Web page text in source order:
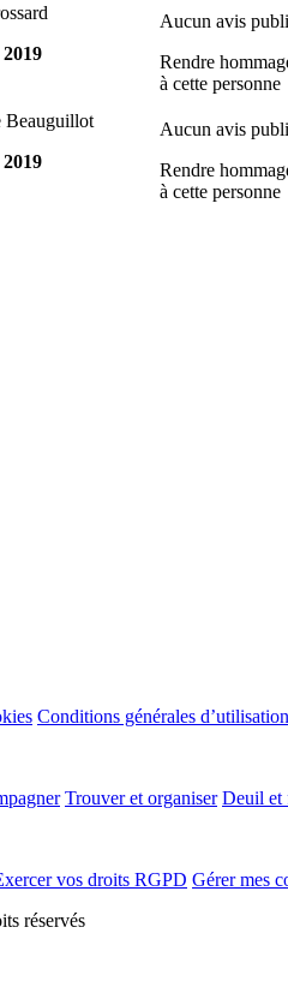
Aucun avis
Rendre
à cette personne
Beauguillot
Aucun avis
Rendre
à cette personne
Conditions générales d’utilisation
Trouver et organiser Deuil et
vos droits RGPD Gérer mes
réservés